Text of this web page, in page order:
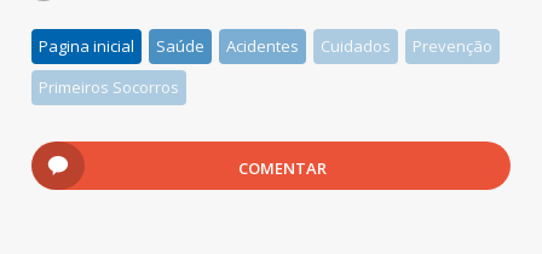
Pagina inicial Saúde Acidentes Cuidados
Prevenção
Primeiros Socorros
COMENTAR